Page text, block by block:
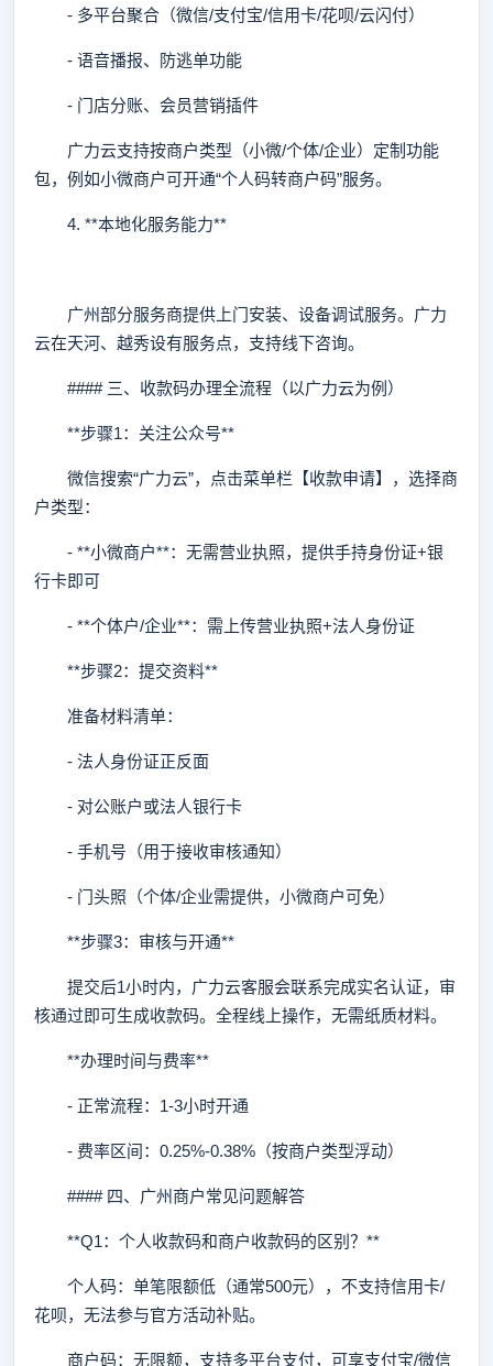
- 多平台聚合（微信/支付宝/信用卡/花呗/云闪付）
- 语音播报、防逃单功能
- 门店分账、会员营销插件
广力云支持按商户类型（小微/个体/企业）定制功能
包，例如小微商户可开通“个人码转商户码”服务。
4. **本地化服务能力**
广州部分服务商提供上门安装、设备调试服务。广力
云在天河、越秀设有服务点，支持线下咨询。
#### 三、收款码办理全流程（以广力云为例）
**步骤1：关注公众号**
微信搜索“广力云”，点击菜单栏【收款申请】，选择商
户类型：
- **小微商户**：无需营业执照，提供手持身份证+银
行卡即可
- **个体户/企业**：需上传营业执照+法人身份证
**步骤2：提交资料**
准备材料清单：
- 法人身份证正反面
- 对公账户或法人银行卡
- 手机号（用于接收审核通知）
- 门头照（个体/企业需提供，小微商户可免）
**步骤3：审核与开通**
提交后1小时内，广力云客服会联系完成实名认证，审
核通过即可生成收款码。全程线上操作，无需纸质材料。
**办理时间与费率**
- 正常流程：1-3小时开通
- 费率区间：0.25%-0.38%（按商户类型浮动）
#### 四、广州商户常见问题解答
**Q1：个人收款码和商户收款码的区别？**
个人码：单笔限额低（通常500元），不支持信用卡/
花呗，无法参与官方活动补贴。
商户码：无限额，支持多平台支付，可享支付宝/微信